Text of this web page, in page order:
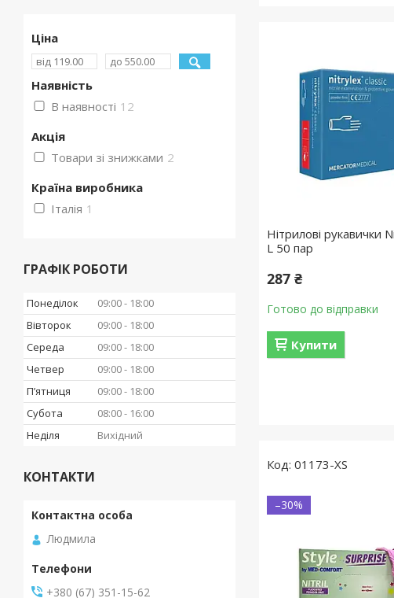
Нітрилові рукавички
L 50 пар
287 ₴
Готово до відправки
Купити
01173-XS
–30%
Ціна
Наявність
В наявності 12
Акція
Товари зі знижками 2
Країна виробника
Італія 1
ГРАФІК РОБОТИ
Понеділок 09:00
18:00
Вівторок
09:00
18:00
Середа
09:00
18:00
Четвер
09:00
18:00
Пʼятниця
09:00
18:00
Субота
08:00
16:00
Неділя
Вихідний
КОНТАКТИ
Людмила
+380 (67) 351-15-62